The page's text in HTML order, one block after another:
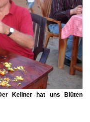
Kellner hat uns Blüten